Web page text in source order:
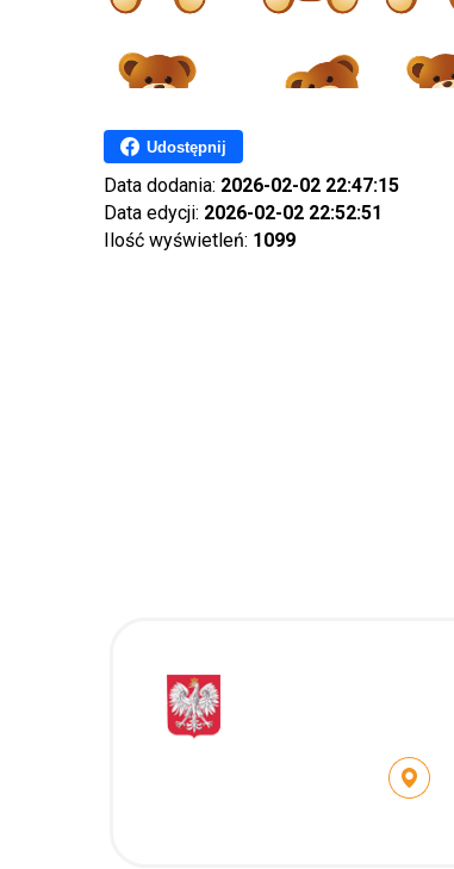
Udostępnij
Data dodania: 2026-02-02 22:47:15
Data edycji: 2026-02-02 22:52:51
Ilość wyświetleń: 1099